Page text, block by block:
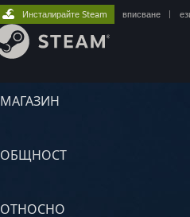
МАГАЗИН
ОБЩНОСТ
ОТНОСНО
Инсталирайте Steam вписване